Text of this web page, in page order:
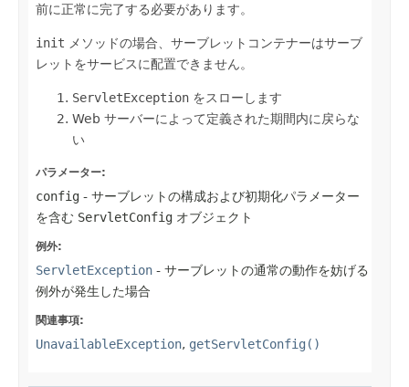
前に正常に完了する必要があります。
init メソッドの場合、サーブレットコンテナーはサーブ
レットをサービスに配置できません。
ServletException をスローします
Web サーバーによって定義された期間内に戻らな
い
パラメーター:
config - サーブレットの構成および初期化パラメーター
を含む ServletConfig オブジェクト
例外:
ServletException - サーブレットの通常の動作を妨げる
例外が発生した場合
関連事項:
UnavailableException, getServletConfig()